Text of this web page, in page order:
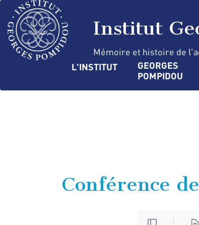
Aller
au
contenu
principal
Institut
Mémoire et histoire de
Navigation
L'INSTITUT
GEORGES
POMPIDOU
Conférence
Panneau de gestion des cookies